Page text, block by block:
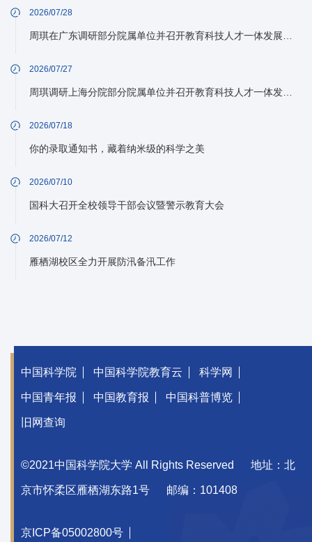
2026/07/28
2026/07/27
周琪调研上海分院部分院属单位并召开教育科技人才一体发展工作推进会
2026/07/18
你的录取通知书，藏着纳米级的科学之美
2026/07/10
国科大召开全校领导干部会议暨警示教育大会
2026/07/12
雁栖湖校区全力开展防汛备汛工作
中国科学院 中国科学院教育云 科学网
中国青年报 中国教育报 中国科普博览
旧网查询
©2021中国科学院大学 All Rights Reserved 地址：北
京市怀柔区雁栖湖东路1号 邮编：101408
京ICP备05002800号